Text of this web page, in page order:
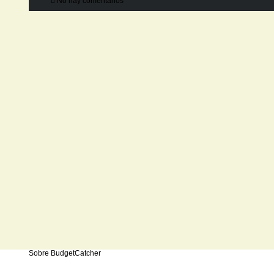
Sobre BudgetCatcher